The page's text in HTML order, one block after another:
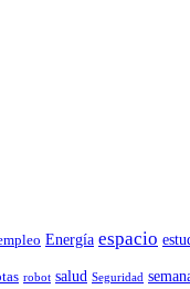
Energía espacio
robot salud Seguridad